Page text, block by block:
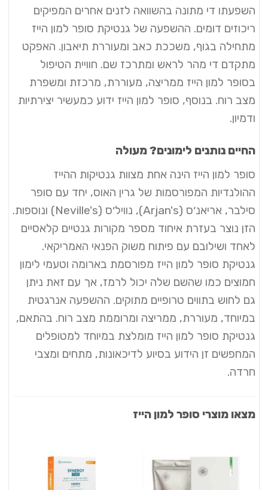
השפעתו די מתונה בהשוואה לזנים אחרים המפיקים
ריכוזים דומים. ההשפעה של גנטיקת סופר למון הייז
מתחילה בגוף, משככת כאב ומעוררת תיאבון. האפקט
מתקדם די מהר לראש ומתרכז שם. חוויית הטיפול
בסופר למון הייז ממריצה, מעוררת, מרכזת ומשפרת
מצב רוח. בנוסף, סופר למון הייז ידוע כמעשיר יצירתיות
ודמיון.
החיים נותנים לימונים? מעולה
סופר למון הייז הינה אחת מצוות גנטיקות ההייז
ההולנדיות המפורסמות של גרין האוס, יחד עם סופר
סילבר, אריאנ׳ס (Arjan's), נוויל׳ס (Neville's) ונוספות.
הזן נוצר בעזרת איחוד מספר מקורות גנטיים קלאסיים
לאחד ושילובם עם פיתוח משוק הפנאי האמריקאי.
גנטיקת סופר למון הייז מפורסמת בארומה וטעמי לימון
חמוצים כמו שהשם שלה יכול לרמז, אך עם זאת ניתן
גם לחוש בתווים טרופיים מתוקים. ההשפעה אנרגטית
במיוחד, מעוררת, ממריצה ומרוממת מצב רוח. בהתאם,
גנטיקת סופר למון הייז מומלצת במיוחד למטופלים
המחפשים זן הידוע בסיוע לדיכאונות, מתחים ומצבי
חרדה.
מצאו מוצרי סופר למון הייז